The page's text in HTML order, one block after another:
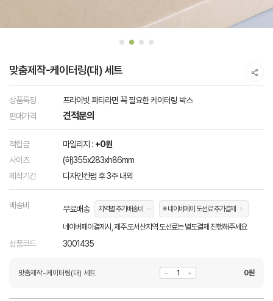
맞춤제작-케이터링(대) 세트
상품특징
프라이빗 파티라면 꼭 필요한 케이터링 박스
판매가격
견적문의
적립금 마일리지 : +0원
사이즈
(하)355x283xh86mm
제작기간
디자인컨펌 후 3주 내외
배송비 무료배송 지역별 추가배송비 ※ 네이버페이 도선료 추가결제
네이버페이결제시, 제주.도서산지역 도선료는 별도결제 진행해주세요
상품코드 3001435
맞춤제작-케이터링(대) 세트 0원